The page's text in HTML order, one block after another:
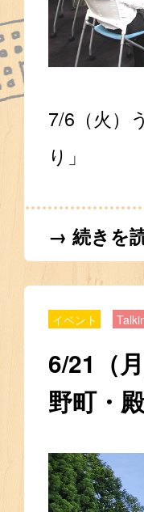
7/6（火）
り」
→ 続きを
イベント
6/21（
野町・